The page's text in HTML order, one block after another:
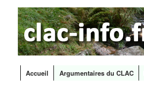
CLAC
Info
Les
grands
canaux
en
Menu principal
Accueil Argumentaires du CLAC